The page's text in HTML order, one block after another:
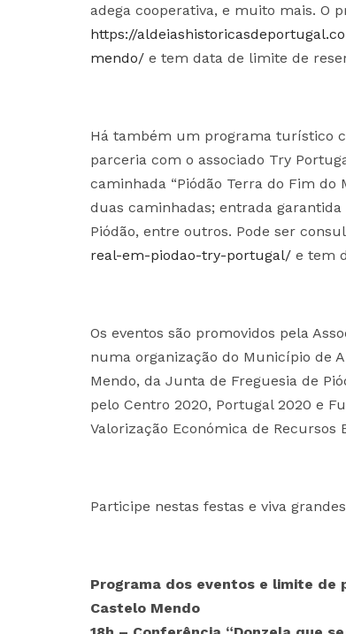
adega cooperativa, e muito mais. O
https://
mendo/ e tem data de limite de
Há também um programa turístico
parceria com o associado Try
caminhada “Piódão Terra do Fim do
duas caminhadas; entrada garantida
Piódão, entre outros. Pode ser
real-em-piodao-try-portugal/ e tem
Os eventos são promovidos pela
numa organização do Município de
Mendo, da Junta de Freguesia de
pelo Centro 2020, Portugal 2020 e
Valorização Económica de Recursos
Participe nestas festas e viva
Programa dos eventos e limite de
Castelo Mendo